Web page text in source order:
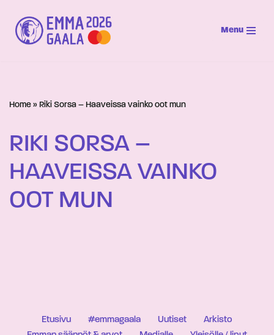
Siirry
suoraan
Menu
Home » Riki Sorsa – Haaveissa vainko oot mun
RIKI SORSA –
HAAVEISSA VAINKO
OOT MUN
Etusivu #emmagaala Uutiset
Arkisto